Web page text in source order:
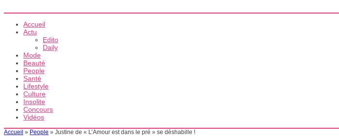
Accueil
Actu
Edito
Daily
Mode
Beauté
People
Santé
Lifestyle
Culture
Insolite
Concours
Vidéos
Accueil » People » Justine de « L’Amour est dans le pré » se déshabille !